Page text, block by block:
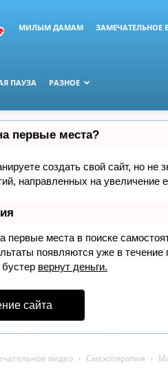
МИЛЫМ ДАМАМ ЗАМЕЧАТЕЛЬНОЕ
ПАУЗА РАЗНОЕ
первые места?
создать свой сайт, но не
направленных на увеличение
первые места в поиске
появляются уже в
бустер вернут деньги.
сайта
видео Смехотерапия